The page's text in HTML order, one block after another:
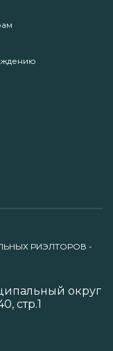
РИЭЛТОРОВ -
округ
стр.1